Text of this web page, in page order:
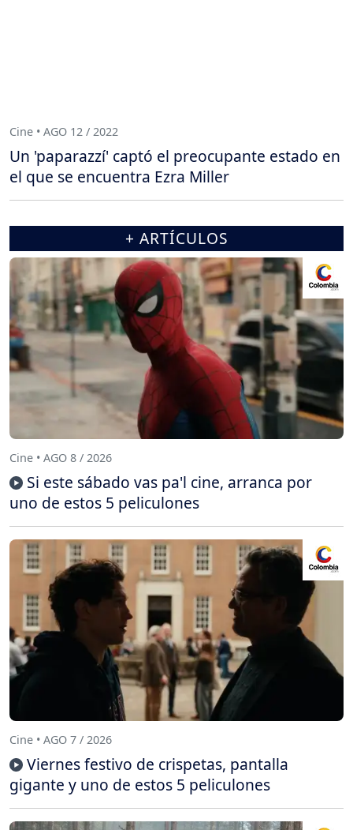
Cine • AGO 12 / 2022
Un 'paparazzí' captó el preocupante estado en
el que se encuentra Ezra Miller
+ ARTÍCULOS
Cine • AGO 8 / 2026
Si este sábado vas pa'l cine, arranca por
uno de estos 5 peliculones
Cine • AGO 7 / 2026
Viernes festivo de crispetas, pantalla
gigante y uno de estos 5 peliculones